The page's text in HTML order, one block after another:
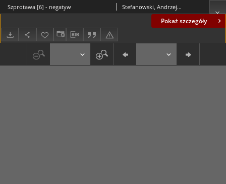
Pokaż szczegóły
Szprotawa [6] - negatyw Stefanowski, Andrzej (1937- )